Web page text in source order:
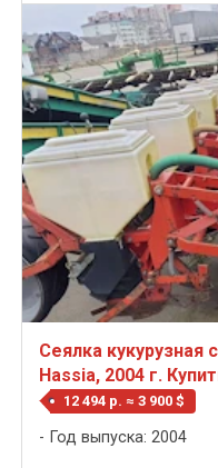
Сеялка кукурузная
Hassia, 2004 г.
12 494 р. ≈ 3 900 $
Год выпуска: 2004